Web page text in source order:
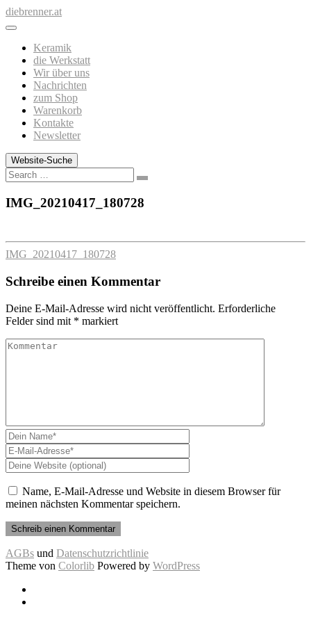
Zum
Inhalt
diebrenner.at
Keramik
die Werkstatt
Wir über uns
Nachrichten
zum Shop
Warenkorb
Kontakte
Newsletter
Website-Suche
Search
IMG_20210417_180728
IMG_20210417_180728
Schreibe einen Kommentar
Deine E-Mail-Adresse wird nicht veröffentlicht. Erforderliche
Felder sind mit * markiert
Name, E-Mail-Adresse und Website in diesem Browser für
meinen nächsten Kommentar speichern.
AGBs und Datenschutzrichtlinie
Theme von Colorlib Powered by WordPress